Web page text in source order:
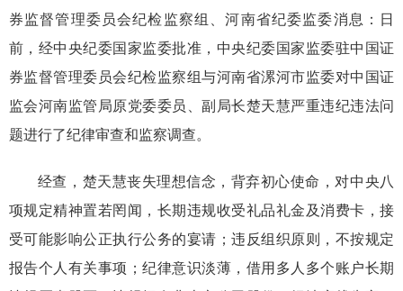
券监督管理委员会纪检监察组、河南省纪委监委消息：日
前，经中央纪委国家监委批准，中央纪委国家监委驻中国证
券监督管理委员会纪检监察组与河南省漯河市监委对中国证
监会河南监管局原党委委员、副局长楚天慧严重违纪违法问
题进行了纪律审查和监察调查。
经查，楚天慧丧失理想信念，背弃初心使命，对中央八
项规定精神置若罔闻，长期违规收受礼品礼金及消费卡，接
受可能影响公正执行公务的宴请；违反组织原则，不按规定
报告个人有关事项；纪律意识淡薄，借用多人多个账户长期